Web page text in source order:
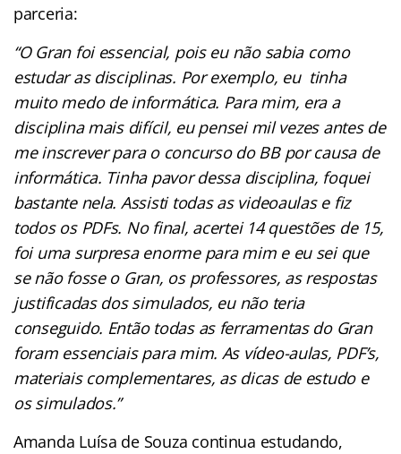
parceria:
“O Gran foi essencial, pois eu não sabia como
estudar as disciplinas. Por exemplo, eu tinha
muito medo de informática. Para mim, era a
disciplina mais difícil, eu pensei mil vezes antes de
me inscrever para o concurso do BB por causa de
informática. Tinha pavor dessa disciplina, foquei
bastante nela. Assisti todas as videoaulas e fiz
todos os PDFs. No final, acertei 14 questões de 15,
foi uma surpresa enorme para mim e eu sei que
se não fosse o Gran, os professores, as respostas
justificadas dos simulados, eu não teria
conseguido. Então todas as ferramentas do Gran
foram essenciais para mim. As vídeo-aulas, PDF’s,
materiais complementares, as dicas de estudo e
os simulados.”
Amanda Luísa de Souza continua estudando,